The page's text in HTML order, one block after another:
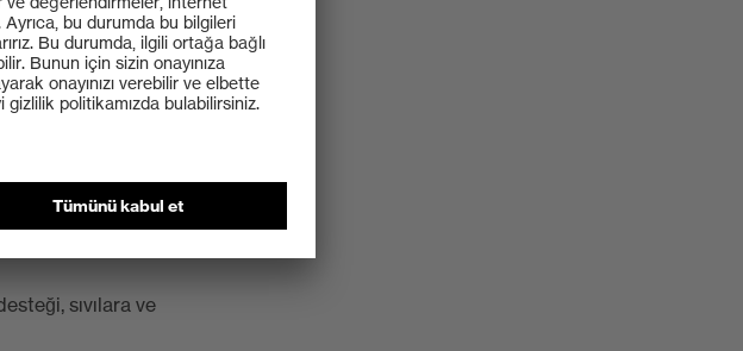
– kalıcı buğu
sıvılara ve